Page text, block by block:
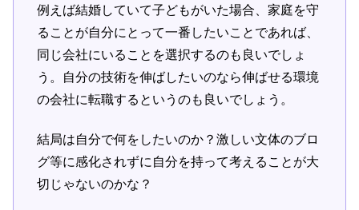
例えば結婚していて子どもがいた場合、家庭を守
ることが自分にとって一番したいことであれば、
同じ会社にいることを選択するのも良いでしょ
う。自分の技術を伸ばしたいのなら伸ばせる環境
の会社に転職するというのも良いでしょう。
結局は自分で何をしたいのか？激しい文体のブロ
グ等に感化されずに自分を持って考えることが大
切じゃないのかな？